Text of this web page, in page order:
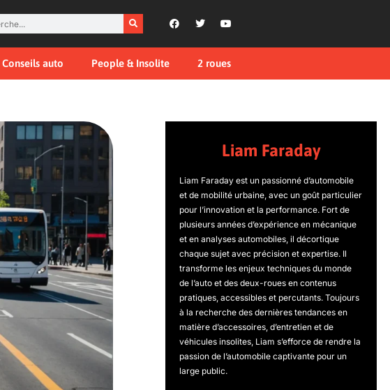
Conseils auto People & Insolite 2 roues
Liam Faraday
Liam Faraday est un passionné d’automobile
et de mobilité urbaine, avec un goût particulier
pour l’innovation et la performance. Fort de
plusieurs années d’expérience en mécanique
et en analyses automobiles, il décortique
chaque sujet avec précision et expertise. Il
transforme les enjeux techniques du monde
de l’auto et des deux-roues en contenus
pratiques, accessibles et percutants. Toujours
à la recherche des dernières tendances en
matière d’accessoires, d’entretien et de
véhicules insolites, Liam s’efforce de rendre la
passion de l’automobile captivante pour un
large public.